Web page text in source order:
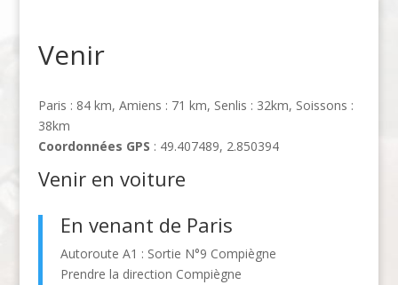
Venir
Paris : 84 km, Amiens : 71 km, Senlis : 32km, Soissons :
38km
Coordonnées GPS : 49.407489, 2.850394
Venir en voiture
En venant de Paris
Autoroute A1 : Sortie N°9 Compiègne
Prendre la direction Compiègne